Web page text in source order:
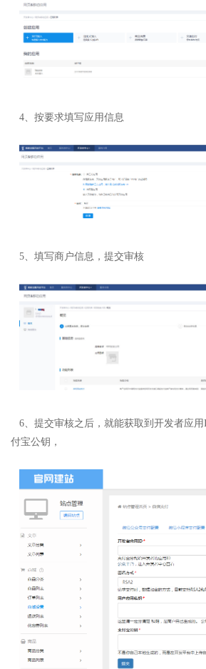
4、按要求填写应用信息
5、填写商户信息，提交审核
6、提交审核之后，就能获取到开发者应
付宝公钥，